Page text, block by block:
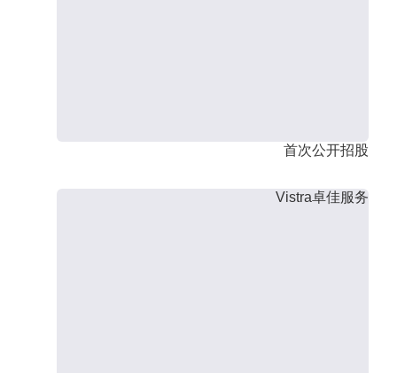
首次公开招股
Vistra卓佳服务